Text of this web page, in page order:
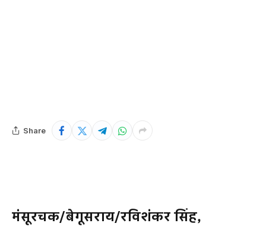
Share
मंसूरचक/बेगूसराय/रविशंकर सिंह,